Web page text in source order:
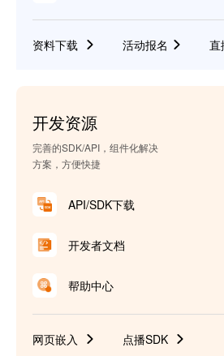
资料下载 活动报名 直
开发资源
完善的SDK/API，组件化解决
方案，方便快捷
API/SDK下载
开发者文档
帮助中心
网页嵌入 点播SDK